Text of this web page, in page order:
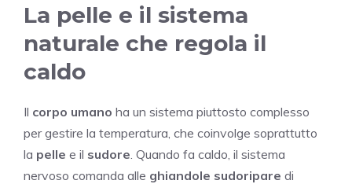
La pelle e il sistema
naturale che regola il
caldo
Il corpo umano ha un sistema piuttosto complesso
per gestire la temperatura, che coinvolge soprattutto
la pelle e il sudore . Quando fa caldo, il sistema
nervoso comanda alle ghiandole sudoripare di